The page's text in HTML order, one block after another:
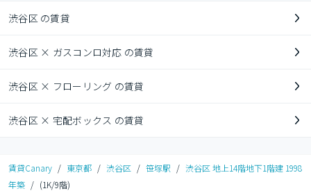
渋谷区 の賃貸
渋谷区 × ガスコンロ対応 の賃貸
渋谷区 × フローリング の賃貸
渋谷区 × 宅配ボックス の賃貸
賃貸Canary / 東京都 / 渋谷区 / 笹塚駅 / 渋谷区 地上14階地下1階建 1998
年築 / (1K/9階)